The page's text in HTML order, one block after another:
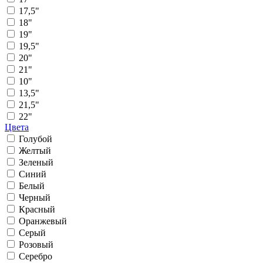
17,5"
18"
19"
19,5"
20"
21"
10"
13,5"
21,5"
22"
Цвета
Голубой
Желтый
Зеленый
Синий
Белый
Черный
Красный
Оранжевый
Серый
Розовый
Серебро